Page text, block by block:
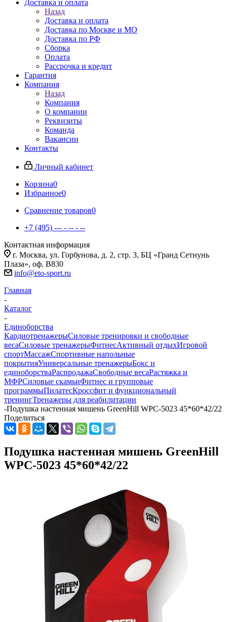
Доставка и оплата
Назад
Доставка и оплата
Доставка по Москве и МО
Доставка по РФ
Сборка
Оплата
Рассрочка и кредит
Гарантия
Компания
Назад
Компания
О компании
Реквизиты
Команда
Вакансии
Контакты
Личный кабинет
Корзина0
Избранное0
Сравнение товаров0
+7 (495) --- - -- - --
Контактная информация
г. Москва, ул. Горбунова, д. 2, стр. 3, БЦ «Гранд Сетнунь
Плаза», оф. В830
info@eto-sport.ru
Главная
-
Каталог
-
Единоборства
КардиотренажерыСиловые тренировки и свободные
весаСиловые тренажерыФитнесАктивный отдыхИгровой
спортМассажСпортивные напольные
покрытияУниверсальные тренажерыБокс и
единоборстваРаспродажаСвободные весаРастяжка и
МФРСиловые скамьиФитнес и групповые
программыПилатесКроссфит и функциональный
тренингТренажеры для реабилитации
-Подушка настенная мишень GreenHill WPC-5023 45*60*42/22
Поделиться
Подушка настенная мишень GreenHill
WPC-5023 45*60*42/22